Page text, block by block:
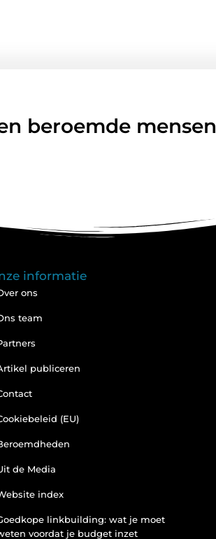
beroemde mensen
informatie
ons
team
publiceren
(EU)
de Media
index
linkbuilding: wat je moet
voordat je budget inzet